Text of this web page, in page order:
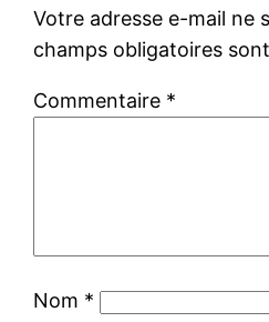
Votre adresse e-mail ne
champs obligatoires
Commentaire *
Nom *